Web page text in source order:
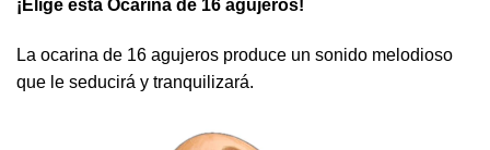
¡Elige esta Ocarina de 16 agujeros!
La ocarina de 16 agujeros produce un sonido melodioso
que le seducirá y tranquilizará.